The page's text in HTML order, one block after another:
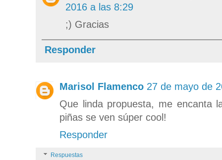
2016 a las 8:29
;) Gracias
Responder
Marisol Flamenco 27 de mayo de
Que linda propuesta, me encanta
piñas se ven súper cool!
Responder
Respuestas